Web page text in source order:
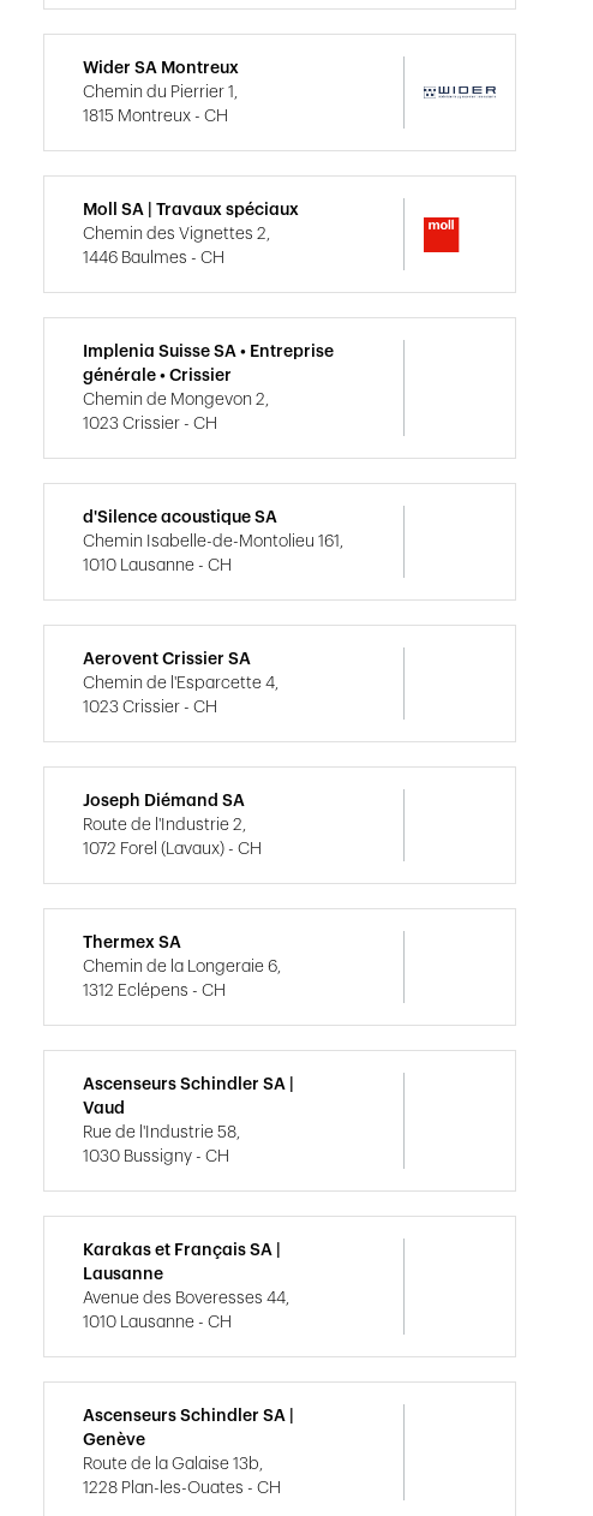
Wider SA Montreux
Chemin du Pierrier 1,
1815 Montreux - CH
Moll SA | Travaux spéciaux
Chemin des Vignettes 2,
1446 Baulmes - CH
Implenia Suisse SA • Entreprise
générale • Crissier
Chemin de Mongevon 2,
1023 Crissier - CH
d'Silence acoustique SA
Chemin Isabelle-de-Montolieu 161,
1010 Lausanne - CH
Aerovent Crissier SA
Chemin de l'Esparcette 4,
1023 Crissier - CH
Joseph Diémand SA
Route de l'Industrie 2,
1072 Forel (Lavaux) - CH
Thermex SA
Chemin de la Longeraie 6,
1312 Eclépens - CH
Ascenseurs Schindler SA |
Vaud
Rue de l'Industrie 58,
1030 Bussigny - CH
Karakas et Français SA |
Lausanne
Avenue des Boveresses 44,
1010 Lausanne - CH
Ascenseurs Schindler SA |
Genève
Route de la Galaise 13b,
1228 Plan-les-Ouates - CH